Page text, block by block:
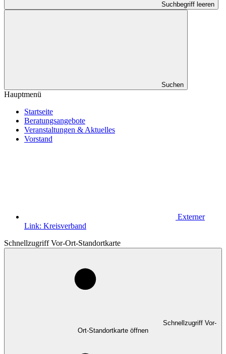
Suchbegriff leeren
Suchen
Hauptmenü
Startseite
Beratungsangebote
Veranstaltungen & Aktuelles
Vorstand
Externer
Link: Kreisverband
Schnellzugriff Vor-Ort-Standortkarte
Schnellzugriff Vor-
Ort-Standortkarte öffnen